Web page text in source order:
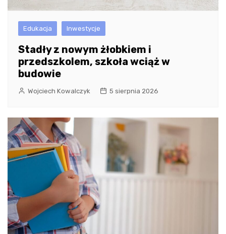
Edukacja Inwestycje
Stadły z nowym żłobkiem i
przedszkolem, szkoła wciąż w
budowie
Wojciech Kowalczyk 5 sierpnia 2026